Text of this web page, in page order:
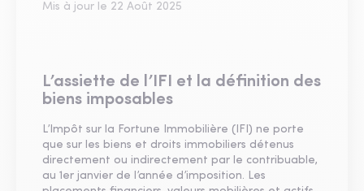
Mis à jour le 22 Août 2025
L’assiette de l’IFI et la définition des
biens imposables
L’Impôt sur la Fortune Immobilière (IFI) ne porte
que sur les biens et droits immobiliers détenus
directement ou indirectement par le contribuable,
au 1er janvier de l’année d’imposition. Les